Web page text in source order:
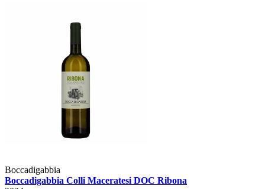
Boccadigabbia
Boccadigabbia Colli Maceratesi DOC Ribona